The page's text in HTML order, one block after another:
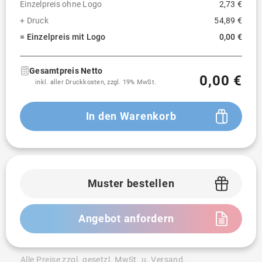
Bestickung (600 -
650cm²)
Digitalertransferdruck (0 - 50cm²)
Digitalertransferdruck (150 -
300cm²)
verfügbar
Auf dieser Position nicht
verfügbar
Digitalertransferdruck (50 - 150cm²)
(100 - 150cm²)
nicht verfügbar
(150 - 300cm²)
nicht verfügbar
Einzelpreis ohne Logo
2,73 €
+ Druck
54,89 €
= Einzelpreis mit Logo
0,00 €
Gesamtpreis Netto
inkl. aller Druckkosten, zzgl. 19% MwSt. 0,00 €
In den Warenkorb
Muster bestellen
Angebot anfordern
Alle Preise zzgl. gesetzl. MwSt. u. Versand.